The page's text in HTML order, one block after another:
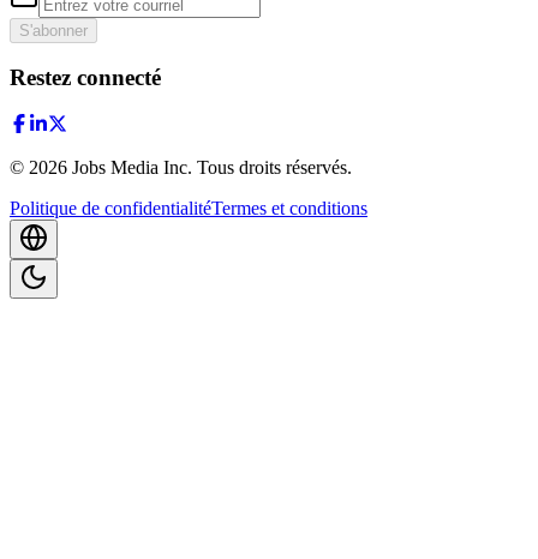
S'abonner
Restez connecté
© 2026 Jobs Media Inc. Tous droits réservés.
Politique de confidentialitéTermes et conditions